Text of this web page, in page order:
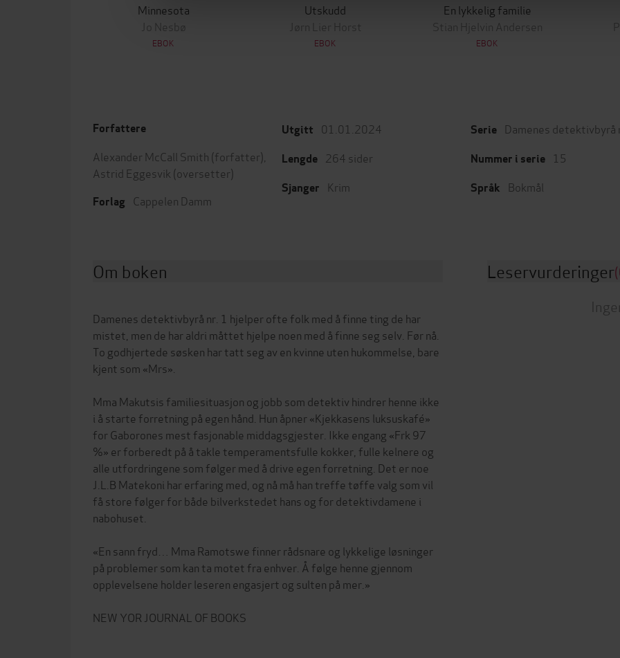
Minnesota
Jo Nesbø
EBOK
Utskudd
Jørn Lier Horst
EBOK
En lykkelig familie
Stian Hjelvin Andersen
EBOK
Forfattere
Alexander McCall Smith (forfatter),
Astrid Eggesvik (oversetter)
Forlag Cappelen Damm
Utgitt 01.01.2024
Lengde 264 sider
Sjanger Krim
Serie Damenes detektivbyrå
Nummer i serie 15
Språk Bokmål
Om boken
Damenes detektivbyrå nr. 1 hjelper ofte folk med å finne ting de har
mistet, men de har aldri måttet hjelpe noen med å finne seg selv. Før nå.
To godhjertede søsken har tatt seg av en kvinne uten hukommelse, bare
kjent som «Mrs».
Mma Makutsis familiesituasjon og jobb som detektiv hindrer henne ikke
i å starte forretning på egen hånd. Hun åpner «Kjekkasens luksuskafé»
for Gaborones mest fasjonable middagsgjester. Ikke engang «Frk 97
%» er forberedt på å takle temperamentsfulle kokker, fulle kelnere og
alle utfordringene som følger med å drive egen forretning. Det er noe
J.L.B Matekoni har erfaring med, og nå må han treffe tøffe valg som vil
få store følger for både bilverkstedet hans og for detektivdamene i
nabohuset.
«En sann fryd… Mma Ramotswe finner rådsnare og lykkelige løsninger
på problemer som kan ta motet fra enhver. Å følge henne gjennom
opplevelsene holder leseren engasjert og sulten på mer.»
NEW YOR JOURNAL OF BOOKS
Leservurderinger